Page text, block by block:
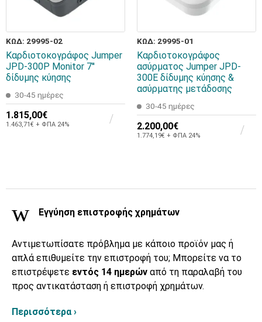
ΚΩΔ: 29995-02
Καρδιοτοκογράφος Jumper
JPD-300P Monitor 7''
δίδυμης κύησης
30-45 ημέρες
1.815,00€
1.463,71€ + ΦΠΑ 24%
ΚΩΔ: 29995-01
Καρδιοτοκογράφος
ασύρματος Jumper JPD-
300E δίδυμης κύησης &
ασύρματης μετάδοσης
30-45 ημέρες
2.200,00€
1.774,19€ + ΦΠΑ 24%
Εγγύηση επιστροφής χρημάτων
Αντιμετωπίσατε πρόβλημα με κάποιο προϊόν μας ή
απλά επιθυμείτε την επιστροφή του; Μπορείτε να το
επιστρέψετε εντός 14 ημερών από τη παραλαβή του
προς αντικατάσταση ή επιστροφή χρημάτων.
Περισσότερα ›